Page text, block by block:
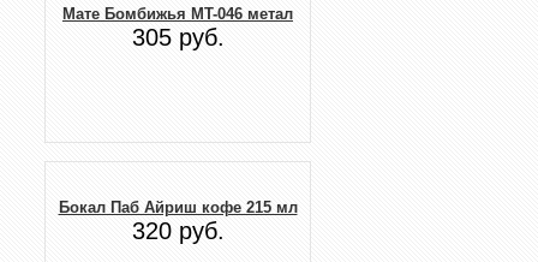
Мате Бомбижья MT-046 метал
305 руб.
Бокал Паб Айриш кофе 215 мл
320 руб.